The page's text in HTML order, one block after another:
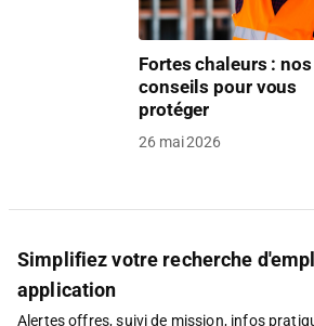
Fortes chaleurs : nos
conseils pour vous
protéger
26 mai 2026